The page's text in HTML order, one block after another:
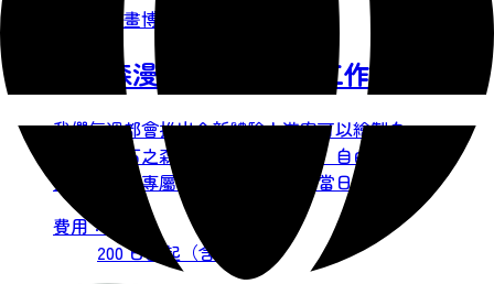
石之森漫畫博物館
石之森漫畫博物館漫畫工作坊
我們每週都會推出全新體驗！遊客可以繪製自
己喜愛的石之森章太郎筆下的角色，自由創作
插畫，製作專屬的金屬徽章。根據當日活動的
不同，您可以製作金屬徽章、裝飾掛繩或書
籤。或者，您也可以在塑膠板上繪製圖案，製
作漫畫鑰匙圈。此外，我們也提供製作大型金
費用：
200 日圓起（含稅）